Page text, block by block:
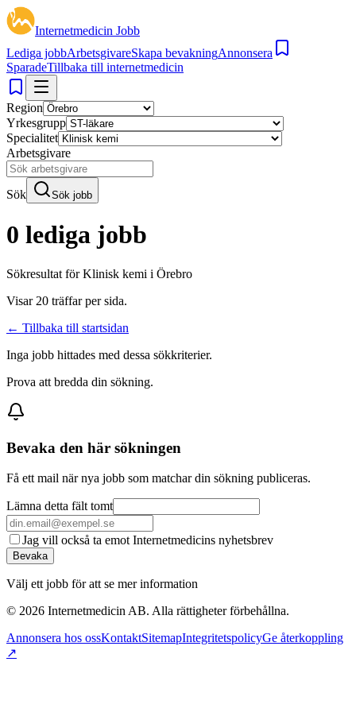
Internetmedicin Jobb
Lediga jobbArbetsgivareSkapa bevakningAnnonsera
SparadeTillbaka till internetmedicin
Region
Yrkesgrupp
Specialitet
Arbetsgivare
Sök Sök jobb
0 lediga jobb
Sökresultat förKlinisk kemi i Örebro
Visar 20 träffar per sida.
← Tillbaka till startsidan
Inga jobb hittades med dessa sökkriterier.
Prova att bredda din sökning.
Bevaka den här sökningen
Få ett mail när nya jobb som matchar din sökning publiceras.
Lämna detta fält tomt
Jag vill också ta emot Internetmedicins nyhetsbrev
Bevaka
Välj ett jobb för att se mer information
© 2026 Internetmedicin AB. Alla rättigheter förbehållna.
Annonsera hos ossKontaktSitemapIntegritetspolicyGe återkoppling
↗